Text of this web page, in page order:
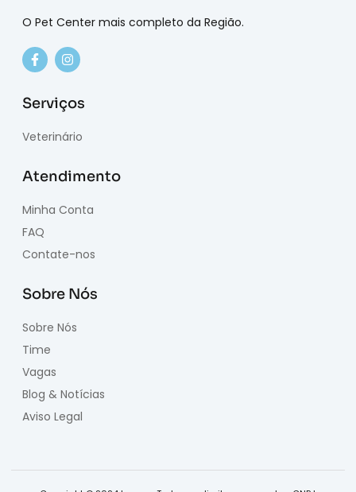
O Pet Center mais completo da Região.
Serviços
Veterinário
Atendimento
Minha Conta
FAQ
Contate-nos
Sobre Nós
Sobre Nós
Time
Vagas
Blog & Notícias
Aviso Legal